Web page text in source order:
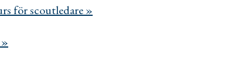
för scoutledare »